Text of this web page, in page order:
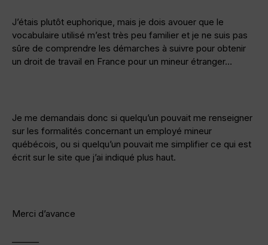
J’étais plutôt euphorique, mais je dois avouer que le
vocabulaire utilisé m’est très peu familier et je ne suis pas
sûre de comprendre les démarches à suivre pour obtenir
un droit de travail en France pour un mineur étranger…
Je me demandais donc si quelqu’un pouvait me renseigner
sur les formalités concernant un employé mineur
québécois, ou si quelqu’un pouvait me simplifier ce qui est
écrit sur le site que j’ai indiqué plus haut.
Merci d’avance
———